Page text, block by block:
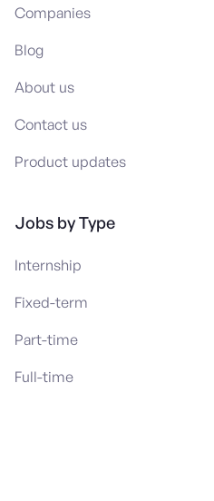
Companies
Blog
About us
Contact us
Product updates
Jobs by Type
Internship
Fixed-term
Part-time
Full-time